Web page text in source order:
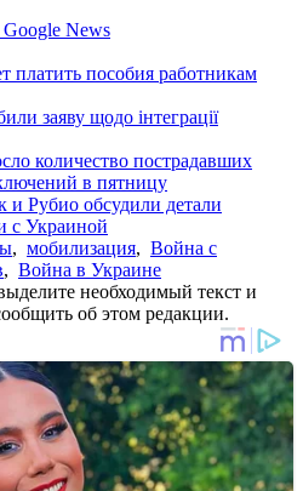
News
платить пособия работникам
заяву щодо інтеграції
количество пострадавших
в пятницу
и Рубио обсудили детали
с Украиной
, мобилизация, Война с
, Война в Украине
необходимый текст и
об этом редакции.